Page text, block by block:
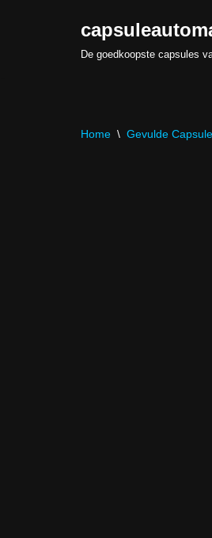
De goedkoopste capsules
Home \ Gevulde